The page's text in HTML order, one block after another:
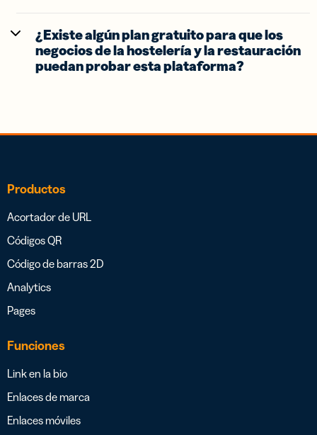
¿Existe algún plan gratuito para que los
negocios de la hostelería y la restauración
puedan probar esta plataforma?
Productos
Acortador de URL
Códigos QR
Código de barras 2D
Analytics
Pages
Funciones
Link en la bio
Enlaces de marca
Enlaces móviles